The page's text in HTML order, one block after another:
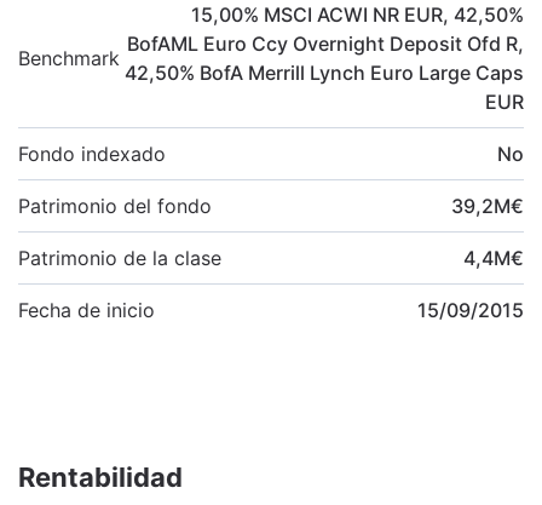
Benchmark
15,00% MSCI ACWI NR EUR, 42,50%
BofAML Euro Ccy Overnight Deposit Ofd R,
42,50% BofA Merrill Lynch Euro Large Caps
EUR
Fondo indexado No
Patrimonio del fondo 39,2M€
Patrimonio de la clase 4,4M€
Fecha de inicio 15/09/2015
Rentabilidad